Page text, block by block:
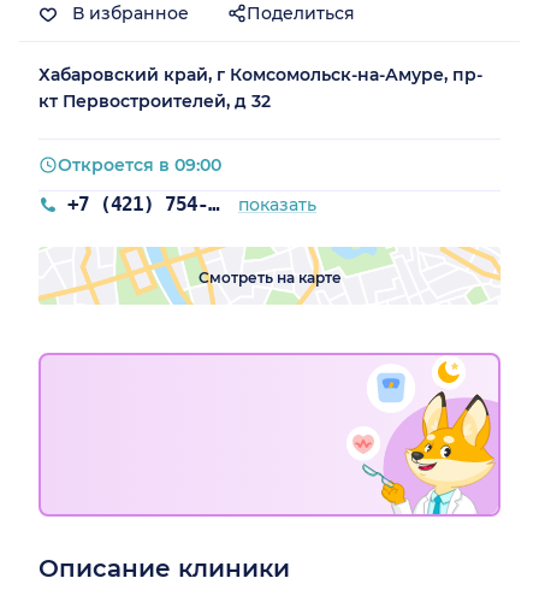
В избранное Поделиться
Хабаровский край, г Комсомольск-на-Амуре, пр-
кт Первостроителей, д 32
+7 (421) 754-49-46 показать
Откроется в 09:00
Смотреть на карте
Описание клиники